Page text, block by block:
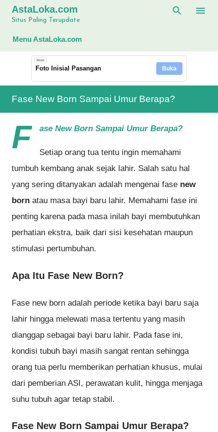
Langsung ke konten utama
AstaLoka.com
Situs Paling Terupdate
Menu AstaLoka.com
Iklan
Foto Inisial Pasangan Buka
Fase New Born Sampai Umur Berapa?
F ase New Born Sampai Umur Berapa?
Setiap orang tua tentu ingin memahami
tumbuh kembang anak sejak lahir. Salah satu hal
yang sering ditanyakan adalah mengenai fase new
born atau masa bayi baru lahir. Memahami fase ini
penting karena pada masa inilah bayi membutuhkan
perhatian ekstra, baik dari sisi kesehatan maupun
stimulasi pertumbuhan.
Apa Itu Fase New Born?
Fase new born adalah periode ketika bayi baru saja
lahir hingga melewati masa tertentu yang masih
dianggap sebagai bayi baru lahir. Pada fase ini,
kondisi tubuh bayi masih sangat rentan sehingga
orang tua perlu memberikan perhatian khusus, mulai
dari pemberian ASI, perawatan kulit, hingga menjaga
suhu tubuh agar tetap stabil.
Fase New Born Sampai Umur Berapa?